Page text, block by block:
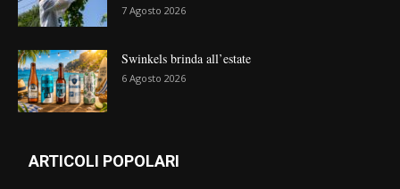
7 Agosto 2026
Swinkels brinda all’estate
6 Agosto 2026
ARTICOLI POPOLARI